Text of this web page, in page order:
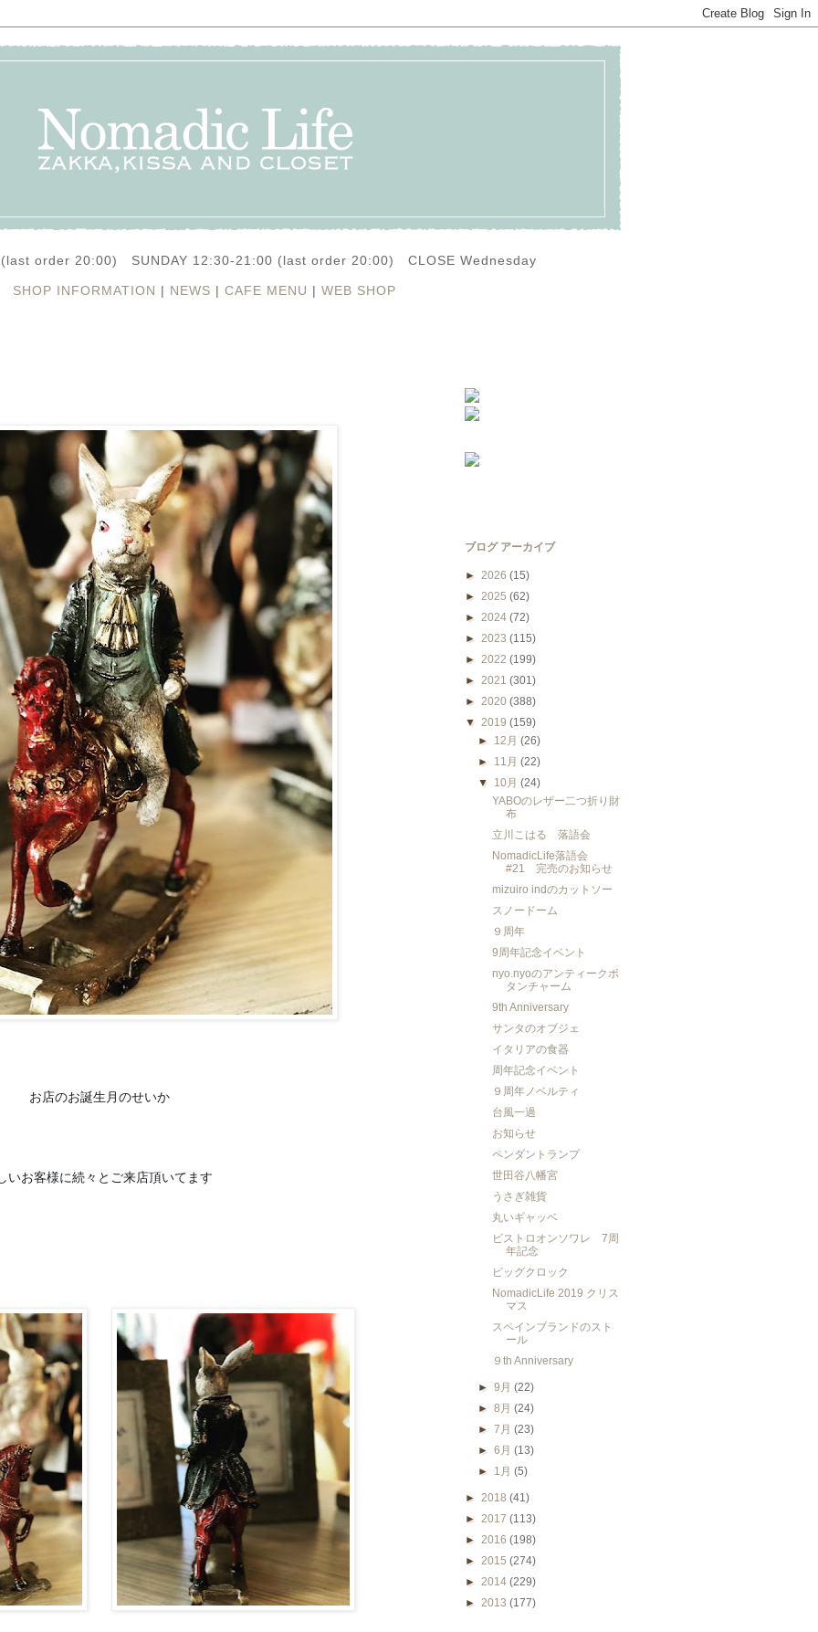
(last order 20:00) SUNDAY 12:30-21:00 (last order 20:00) CLOSE Wednesday
SHOP INFORMATION | NEWS | CAFE MENU | WEB SHOP
お店のお誕生月のせいか
いお客様に続々とご来店頂いてます
ブログ アーカイブ
► 2026 (15)
► 2025 (62)
► 2024 (72)
► 2023 (115)
► 2022 (199)
► 2021 (301)
► 2020 (388)
▼ 2019 (159)
► 12月(26)
► 11月(22)
▼ 10月(24)
YABOのレザー二つ折り財
布
立川こはる 落語会
NomadicLife落語会
#21 完売のお知らせ
mizuiro indのカットソー
スノードーム
９周年
9周年記念イベント
nyo.nyoのアンティークボ
タンチャーム
9th Anniversary
サンタのオブジェ
イタリアの食器
周年記念イベント
９周年ノベルティ
台風一過
お知らせ
ペンダントランプ
世田谷八幡宮
うさぎ雑貨
丸いギャッベ
ビストロオンソワレ 7周
年記念
ピッグクロック
NomadicLife 2019 クリス
マス
スペインブランドのスト
ール
９th Anniversary
►9月(22)
►8月(24)
►7月(23)
►6月(13)
► 1月(5)
► 2018 (41)
► 2017 (113)
► 2016 (198)
► 2015 (274)
► 2014 (229)
► 2013 (177)